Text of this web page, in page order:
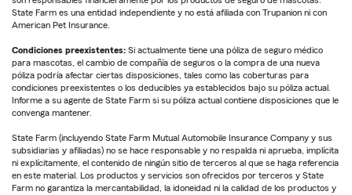
State Farm es una entidad independiente y no está afiliada con Trupanion ni con
American Pet Insurance.
Condiciones preexistentes: Si actualmente tiene una póliza de seguro médico
para mascotas, el cambio de compañía de seguros o la compra de una nueva
póliza podría afectar ciertas disposiciones, tales como las coberturas para
condiciones preexistentes o los deducibles ya establecidos bajo su póliza actual.
Informe a su agente de State Farm si su póliza actual contiene disposiciones que le
convenga mantener.
State Farm (incluyendo State Farm Mutual Automobile Insurance Company y sus
subsidiarias y afiliadas) no se hace responsable y no respalda ni aprueba, implícita
ni explícitamente, el contenido de ningún sitio de terceros al que se haga referencia
en este material. Los productos y servicios son ofrecidos por terceros y State
Farm no garantiza la mercantabilidad, la idoneidad ni la calidad de los productos y